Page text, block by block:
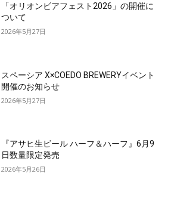
「オリオンビアフェスト2026」の開催に
ついて
2026年5月27日
スペーシア X×COEDO BREWERYイベント
開催のお知らせ
2026年5月27日
『アサヒ生ビール ハーフ＆ハーフ』6月9
日数量限定発売
2026年5月26日